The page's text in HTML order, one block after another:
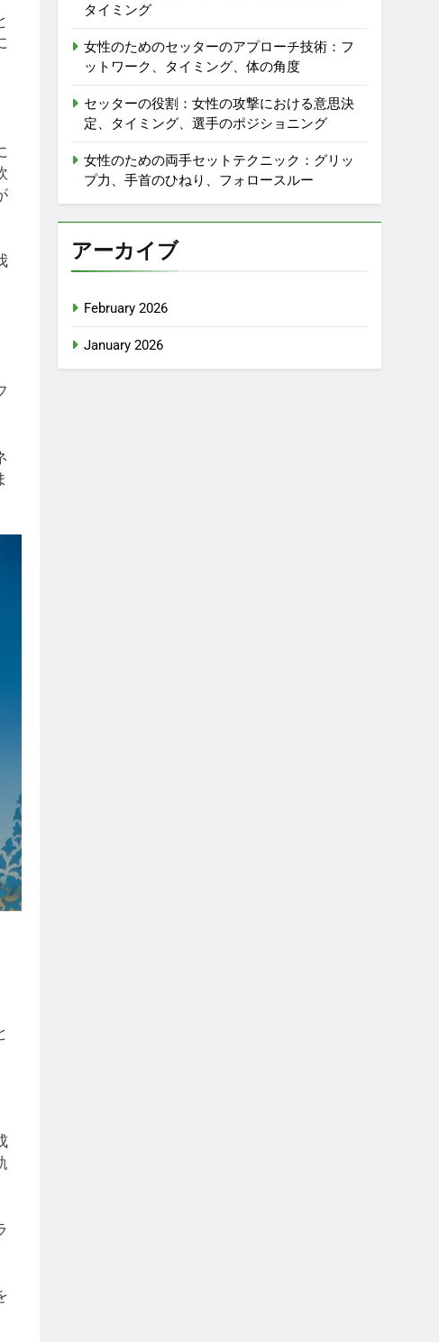
タイミング
女性のためのセッターのアプローチ技術：フ
ットワーク、タイミング、体の角度
セッターの役割：女性の攻撃における意思決
定、タイミング、選手のポジショニング
女性のための両手セットテクニック：グリッ
プ力、手首のひねり、フォロースルー
アーカイブ
February 2026
January 2026